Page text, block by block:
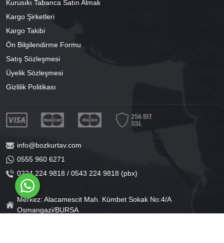
Kurusıkı Tabanca Satın Almak
Kargo Şirketleri
Kargo Takibi
Ön Bilgilendirme Formu
Satış Sözleşmesi
Üyelik Sözleşmesi
Gizlilik Politikası
info@bozkurtav.com
0555 960 6271
0224 224 9818 / 0543 224 9818 (pbx)
Merkez: Alacamescit Mah. Kümbet Sokak No:4/A
Osmangazi/BURSA